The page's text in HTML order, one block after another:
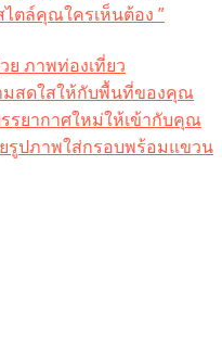
ตล์คุณใครเห็นต้อง ”
ย ภาพท่องเที่ยว
มสดใสให้กับพื้นที่ของคุณ
รยากาศใหม่ให้เข้ากับคุณ
รูปภาพใส่กรอบพร้อมแขวน​